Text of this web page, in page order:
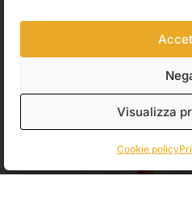
Visualizza
Cookie policy
accetti che i dati personali da te
trattamento in conformità
ISCRIVITI